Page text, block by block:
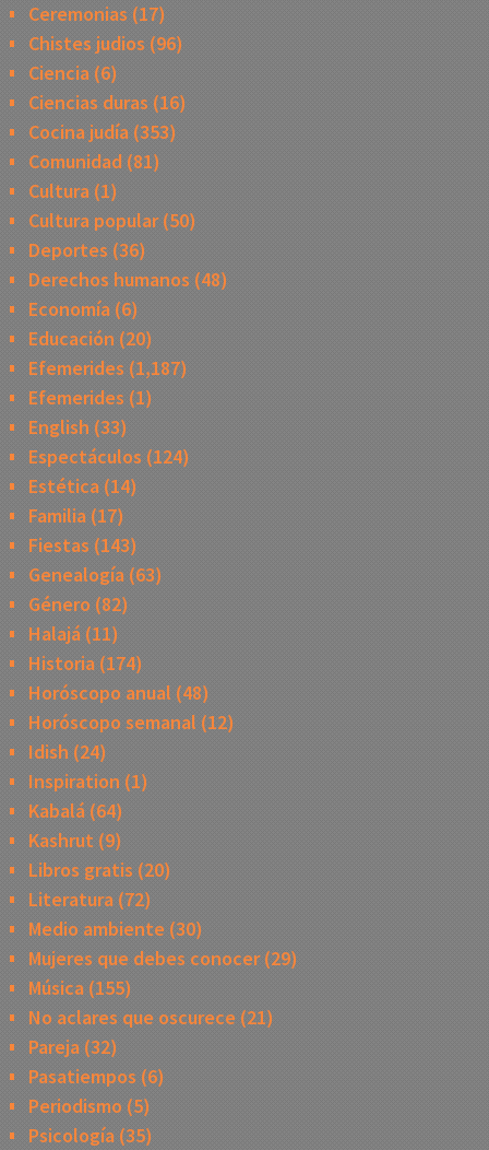
Ceremonias (17)
Chistes judios (96)
Ciencia(6)
Ciencias duras (16)
Cocina judía(353)
Comunidad(81)
Cultura(1)
Cultura popular(50)
Deportes (36)
Derechos humanos (48)
Economía(6)
Educación (20)
Efemerides (1,187)
Efemerides (1)
English (33)
Espectáculos (124)
Estética(14)
Familia(17)
Fiestas (143)
Genealogía(63)
Género (82)
Halajá(11)
Historia(174)
Horóscopo anual (48)
Horóscopo semanal (12)
Idish (24)
Inspiration (1)
Kabalá(64)
Kashrut (9)
Libros gratis (20)
Literatura(72)
Medio ambiente (30)
Mujeres que debes conocer(29)
Música(155)
No aclares que oscurece (21)
Pareja(32)
Pasatiempos (6)
Periodismo (5)
Psicología(35)